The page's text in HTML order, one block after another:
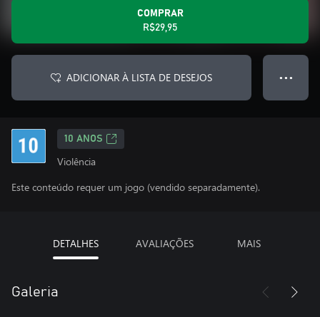
COMPRAR
R$29,95
ADICIONAR À LISTA DE DESEJOS ● ● ●
10 ANOS
Violência
Este conteúdo requer um jogo (vendido separadamente).
DETALHES AVALIAÇÕES MAIS
Galeria